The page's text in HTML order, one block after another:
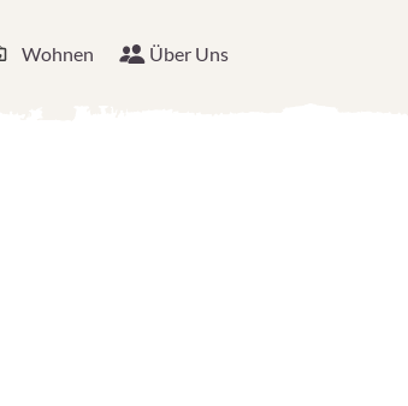
Wohnen Über Uns